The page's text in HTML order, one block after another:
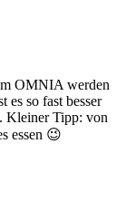
OMNIA werden
es so fast besser
Kleiner Tipp: von
essen 😉